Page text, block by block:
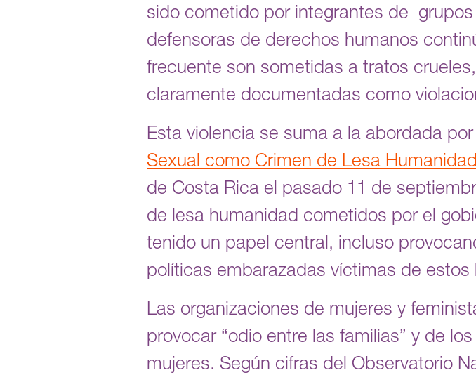
sido cometido por integrantes de
defensoras de derechos humanos
frecuente son sometidas a tratos
claramente documentadas como
Esta violencia se suma a la abordada por
Sexual como Crimen de Lesa
de Costa Rica el pasado 11 de
de lesa humanidad cometidos por el
tenido un papel central, incluso
políticas embarazadas víctimas de estos
Las organizaciones de mujeres y
provocar “odio entre las familias” y de
mujeres. Según cifras del Observatorio